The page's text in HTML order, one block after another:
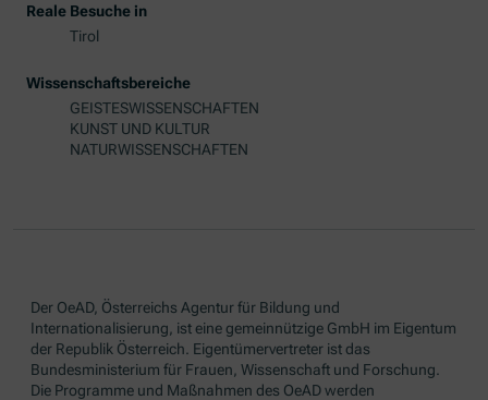
Reale Besuche in
Tirol
Wissenschaftsbereiche
GEISTESWISSENSCHAFTEN
KUNST UND KULTUR
NATURWISSENSCHAFTEN
Der OeAD, Österreichs Agentur für Bildung und
Internationalisierung, ist eine gemeinnützige GmbH im Eigentum
der Republik Österreich. Eigentümervertreter ist das
Bundesministerium für Frauen, Wissenschaft und Forschung.
Die Programme und Maßnahmen des OeAD werden